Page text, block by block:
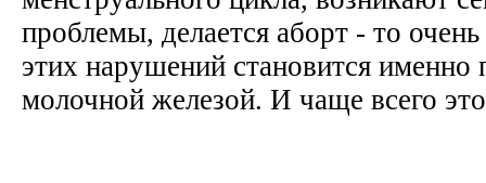
проблемы, делается аборт - то
этих нарушений становится именно
молочной железой. И чаще всего